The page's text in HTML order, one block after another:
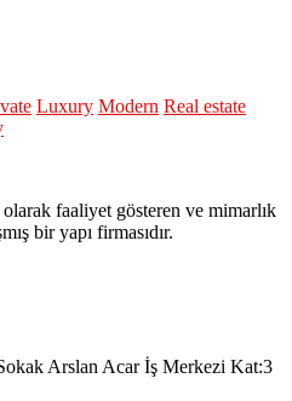
Luxury Modern Real estate
faaliyet gösteren ve mimarlık
bir yapı firmasıdır.
Arslan Acar İş Merkezi Kat:3